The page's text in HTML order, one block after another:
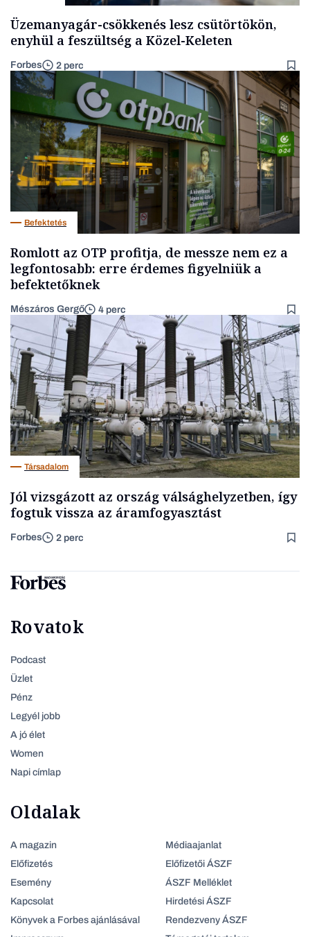
Üzemanyagár-csökkenés lesz csütörtökön,
enyhül a feszültség a Közel-Keleten
Forbes 2 perc
Befektetés
Romlott az OTP profitja, de messze nem ez a
legfontosabb: erre érdemes figyelniük a
befektetőknek
Mészáros Gergő 4 perc
Társadalom
Jól vizsgázott az ország válsághelyzetben, így
fogtuk vissza az áramfogyasztást
Forbes 2 perc
Rovatok
Podcast
Üzlet
Pénz
Legyél jobb
A jó élet
Women
Napi címlap
Oldalak
A magazin
Előfizetés
Esemény
Kapcsolat
Könyvek a Forbes ajánlásával
Médiaajanlat
Előfizetői ÁSZF
ÁSZF Melléklet
Hirdetési ÁSZF
Rendezveny ÁSZF